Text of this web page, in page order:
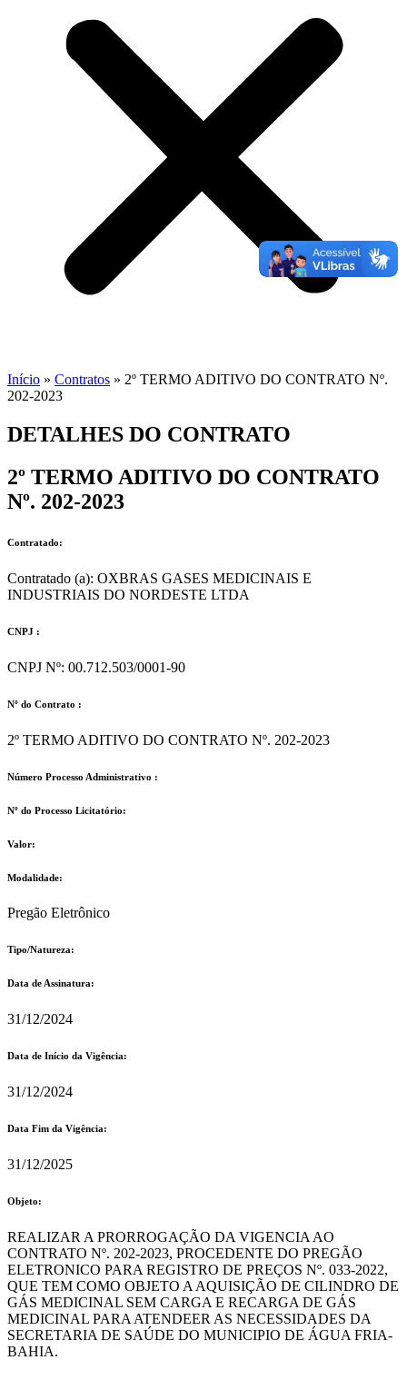
Início » Contratos » 2º TERMO ADITIVO DO CONTRATO Nº.
202-2023
DETALHES DO CONTRATO​
2º TERMO ADITIVO DO CONTRATO
Nº. 202-2023
Contratado:
Contratado (a): OXBRAS GASES MEDICINAIS E
INDUSTRIAIS DO NORDESTE LTDA
CNPJ :
CNPJ Nº: 00.712.503/0001-90
Nº do Contrato :
2º TERMO ADITIVO DO CONTRATO Nº. 202-2023
Número Processo Administrativo :
Nº do Processo Licitatório:
Valor:
Modalidade:
Pregão Eletrônico
Tipo/Natureza:
Data de Assinatura:
31/12/2024
Data de Início da Vigência:
31/12/2024
Data Fim da Vigência:
31/12/2025
Objeto:
REALIZAR A PRORROGAÇÃO DA VIGENCIA AO
CONTRATO Nº. 202-2023, PROCEDENTE DO PREGÃO
ELETRONICO PARA REGISTRO DE PREÇOS Nº. 033-2022,
QUE TEM COMO OBJETO A AQUISIÇÃO DE CILINDRO DE
GÁS MEDICINAL SEM CARGA E RECARGA DE GÁS
MEDICINAL PARA ATENDEER AS NECESSIDADES DA
SECRETARIA DE SAÚDE DO MUNICIPIO DE ÁGUA FRIA-
BAHIA.